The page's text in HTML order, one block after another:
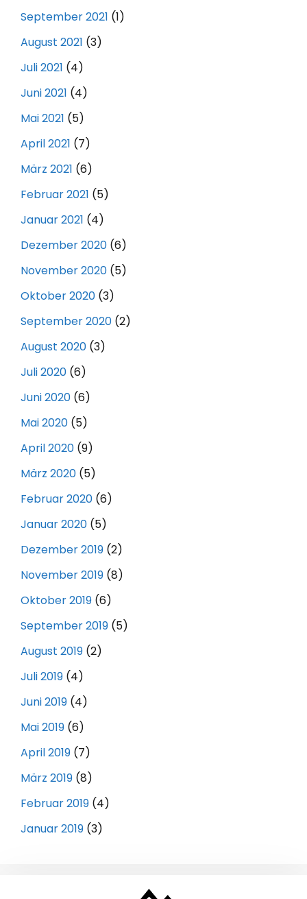
September 2021 (1)
August 2021 (3)
Juli 2021 (4)
Juni 2021 (4)
Mai 2021 (5)
April 2021 (7)
März 2021 (6)
Februar 2021 (5)
Januar 2021 (4)
Dezember 2020 (6)
November 2020 (5)
Oktober 2020 (3)
September 2020 (2)
August 2020 (3)
Juli 2020 (6)
Juni 2020 (6)
Mai 2020 (5)
April 2020 (9)
März 2020 (5)
Februar 2020 (6)
Januar 2020 (5)
Dezember 2019 (2)
November 2019 (8)
Oktober 2019 (6)
September 2019 (5)
August 2019 (2)
Juli 2019 (4)
Juni 2019 (4)
Mai 2019 (6)
April 2019 (7)
März 2019 (8)
Februar 2019 (4)
Januar 2019 (3)